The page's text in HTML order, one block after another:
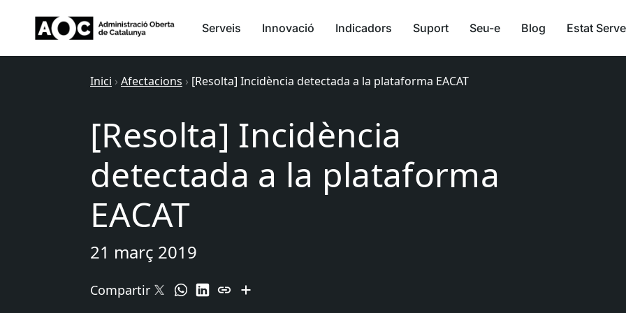
Serveis Innovació Indicadors Suport Seu-e Blog Estat
Inici › Afectacions › [Resolta] Incidència detectada a la plataforma EACAT
[Resolta] Incidència
detectada a la plataforma
EACAT
21 març 2019
Compartir